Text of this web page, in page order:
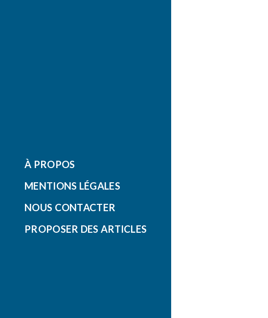
À PROPOS
MENTIONS LÉGALES
NOUS CONTACTER
PROPOSER DES ARTICLES